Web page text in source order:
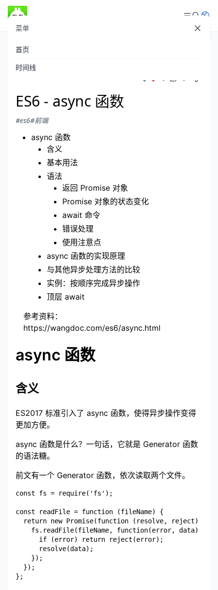
菜单
首页
时间线发布于 2022-04-06
0 0
ES6 - async 函数
#es6#前端
async 函数
含义
基本用法
语法
返回 Promise 对象
Promise 对象的状态变化
await 命令
错误处理
使用注意点
async 函数的实现原理
与其他异步处理方法的比较
实例：按顺序完成异步操作
顶层 await
参考资料：
https://wangdoc.com/es6/async.html
async 函数
含义
ES2017 标准引入了 async 函数，使得异步操作变得
更加方便。
async 函数是什么？一句话，它就是 Generator 函数
的语法糖。
前文有一个 Generator 函数，依次读取两个文件。
const fs = require('fs');
const readFile = function (fileName) {
  return new Promise(function (resolve, reject) {
    fs.readFile(fileName, function(error, data) {
      if (error) return reject(error);
      resolve(data);
    });
  });
};